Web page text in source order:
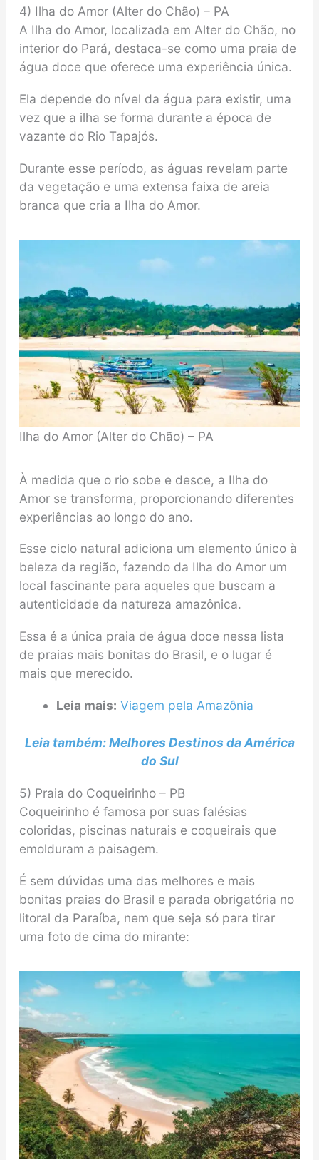
4) Ilha do Amor (Alter do Chão) – PA
A Ilha do Amor, localizada em Alter do Chão, no
interior do Pará, destaca-se como uma praia de
água doce que oferece uma experiência única.
Ela depende do nível da água para existir, uma
vez que a ilha se forma durante a época de
vazante do Rio Tapajós.
Durante esse período, as águas revelam parte
da vegetação e uma extensa faixa de areia
branca que cria a Ilha do Amor.
Ilha do Amor (Alter do Chão) – PA
À medida que o rio sobe e desce, a Ilha do
Amor se transforma, proporcionando diferentes
experiências ao longo do ano.
Esse ciclo natural adiciona um elemento único à
beleza da região, fazendo da Ilha do Amor um
local fascinante para aqueles que buscam a
autenticidade da natureza amazônica.
Essa é a única praia de água doce nessa lista
de praias mais bonitas do Brasil, e o lugar é
mais que merecido.
Leia mais: Viagem pela Amazônia
Leia também: Melhores Destinos da América
do Sul
5) Praia do Coqueirinho – PB
Coqueirinho é famosa por suas falésias
coloridas, piscinas naturais e coqueirais que
emolduram a paisagem.
É sem dúvidas uma das melhores e mais
bonitas praias do Brasil e parada obrigatória no
litoral da Paraíba, nem que seja só para tirar
uma foto de cima do mirante: